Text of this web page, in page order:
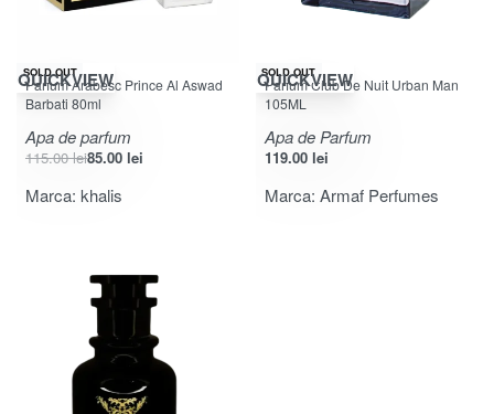
-26% OFF
SOLD OUT
QUICKVIEW
Parfum Arabesc Prince Al Aswad
Barbati 80ml
Apa de parfum
115.00lei85.00 lei
Marca: khalis
SOLD OUT
QUICKVIEW
Parfum Club De Nuit Urban Man
105ML
Apa de Parfum
119.00 lei
Marca: Armaf Perfumes